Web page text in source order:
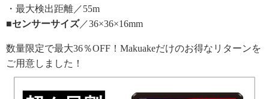
・最大検出距離／55m
■センサーサイズ／36×36×16mm
数量限定で最大36％OFF！Makuakeだけのお得なリターンを
ご用意しました！